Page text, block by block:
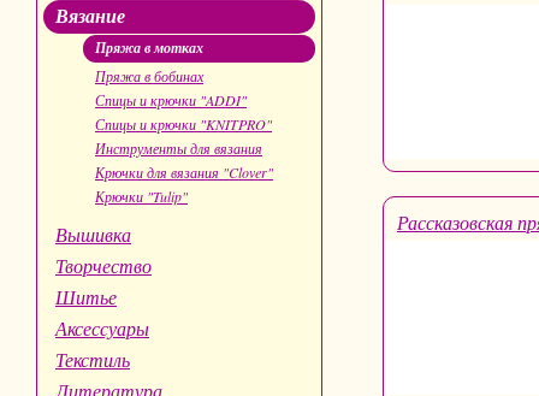
Вязание
Пряжа в мотках
Пряжа в бобинах
Спицы и крючки "ADDI"
Спицы и крючки "KNITPRO"
Инструменты для вязания
Крючки для вязания "Clover"
Крючки "Tulip"
Вышивка
Творчество
Шитье
Аксессуары
Текстиль
Литература
Рассказовская